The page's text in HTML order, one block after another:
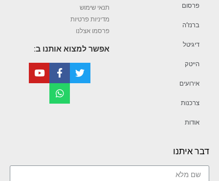
פרסום
ברנז’ה
דיגיטל
הייטק
אירועים
צרכנות
אודות
תנאי שימוש
מדיניות פרטיות
פרסמו אצלנו
אפשר למצוא אותנו ב:
דבר איתנו